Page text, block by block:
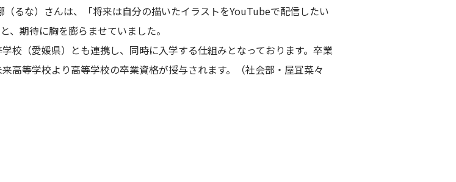
るな）さんは、「将来は自分の描いたイラストをYouTubeで配信したい
、期待に胸を膨らませていました。
校（愛媛県）とも連携し、同時に入学する仕組みとなっております。卒業
高等学校より高等学校の卒業資格が授与されます。（社会部・屋冝菜々